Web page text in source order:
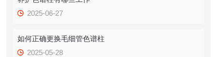
2025-06-27
如何正确更换毛细管色谱柱
2025-05-28